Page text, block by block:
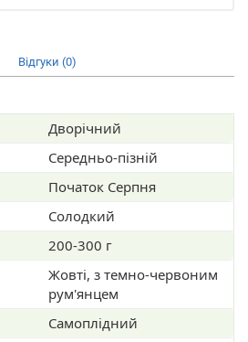
Відгуки (0)
Дворічний
Середньо-пізній
Початок Серпня
Солодкий
200-300 г
Жовті, з темно-червоним
рум'янцем
Самоплідний